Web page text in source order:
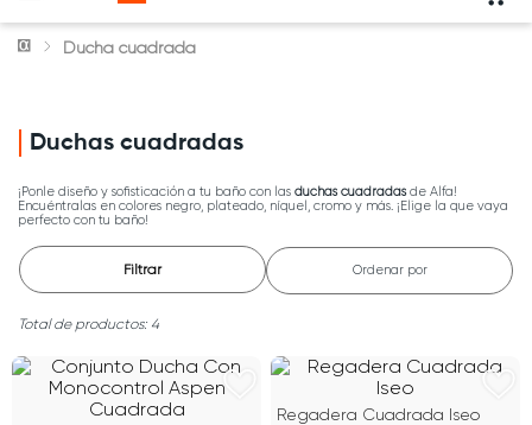
Ducha cuadrada
Duchas cuadradas
¡Ponle diseño y sofisticación a tu baño con las duchas cuadradasde Alfa!
Encuéntralas en colores negro, plateado, níquel, cromo y más. ¡Elige la que vaya
perfecto con tu baño!
Filtrar Ordenar por
4
Regadera Cuadrada Iseo